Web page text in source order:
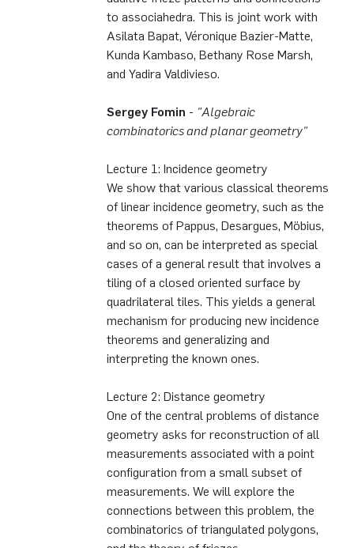
to associahedra. This is joint work with
Asilata Bapat, Véronique Bazier-Matte,
Kunda Kambaso, Bethany Rose Marsh,
and Yadira Valdivieso.
Sergey Fomin - "Algebraic
combinatorics and planar geometry"
Lecture 1: Incidence geometry
We show that various classical theorems
of linear incidence geometry, such as the
theorems of Pappus, Desargues, Möbius,
and so on, can be interpreted as special
cases of a general result that involves a
tiling of a closed oriented surface by
quadrilateral tiles. This yields a general
mechanism for producing new incidence
theorems and generalizing and
interpreting the known ones.
Lecture 2: Distance geometry
One of the central problems of distance
geometry asks for reconstruction of all
measurements associated with a point
configuration from a small subset of
measurements. We will explore the
connections between this problem, the
combinatorics of triangulated polygons,